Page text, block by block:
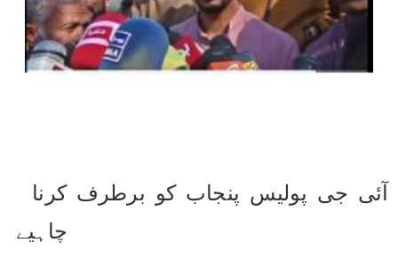
چاہیے